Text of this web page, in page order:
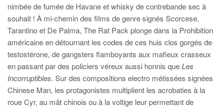
nimbée de fumée de Havane et whisky de contrebande sec à
souhait ! À mi-chemin des films de genre signés Scorcese,
Tarantino et De Palma, The Rat Pack plonge dans la Prohibition
américaine en détournant les codes de ces huis clos gorgés de
testostérone, de gangsters flamboyants aux mafieux crasseux
en passant par des policiers véreux aussi honnis queLes
Incorruptibles. Sur des compositions electro métissées signées
Chinese Man, les protagonistes multiplient les acrobaties à la
roue Cyr, au mât chinois ou à la voltige leur permettant de